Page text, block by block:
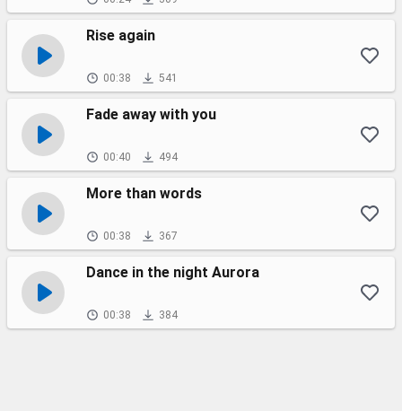
Rise again
00:38 541
Fade away with you
00:40 494
More than words
00:38 367
Dance in the night Aurora
00:38 384